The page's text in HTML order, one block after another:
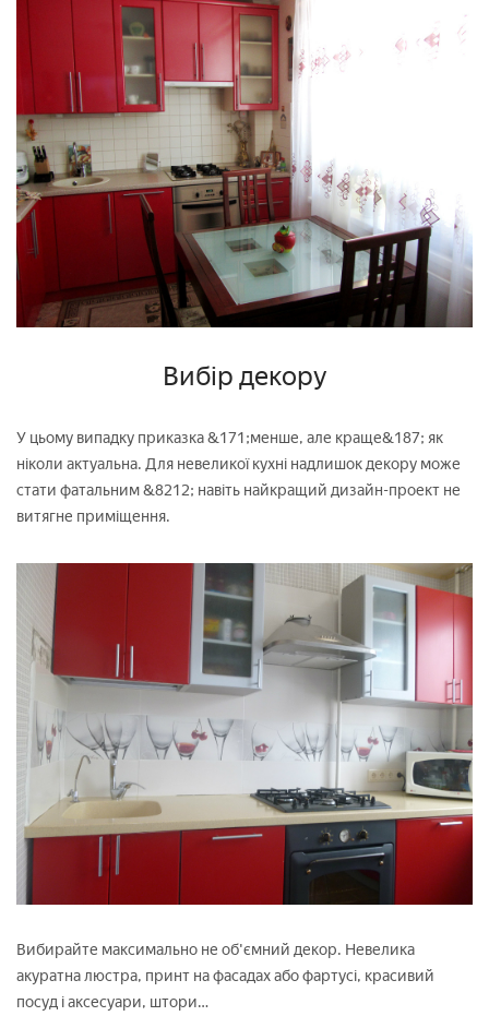
Вибір декору
У цьому випадку приказка &171;менше, але краще&187; як
ніколи актуальна. Для невеликої кухні надлишок декору може
стати фатальним &8212; навіть найкращий дизайн-проект не
витягне приміщення.
Вибирайте максимально не об'ємний декор. Невелика
акуратна люстра, принт на фасадах або фартусі, красивий
посуд і аксесуари, штори…